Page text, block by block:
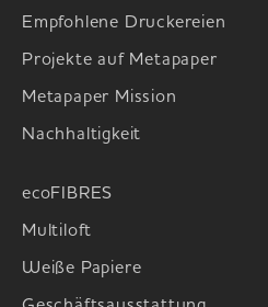
Empfohlene Druckereien
Projekte auf Metapaper
Metapaper Mission
Nachhaltigkeit
ecoFIBRES
Multiloft
Weiße Papiere